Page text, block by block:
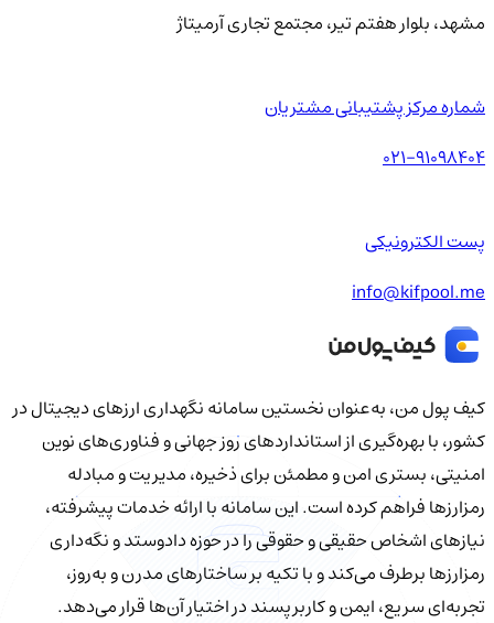
مشهد، بلوار هفتم تیر، مجتمع تجاری آرمیتاژ
شماره مرکز پشتیبانی مشتریان
021-91098404
پست الکترونیکی
info@kifpool.me
کیف‌ پول من، به‌عنوان نخستین سامانه نگهداری ارزهای دیجیتال در
کشور، با بهره‌گیری از استانداردهای روز جهانی و فناوری‌های نوین
امنیتی، بستری امن و مطمئن برای ذخیره، مدیریت و مبادله
رمزارزها فراهم کرده است. این سامانه با ارائه خدمات پیشرفته،
نیازهای اشخاص حقیقی و حقوقی را در حوزه دادوستد و نگه‌داری
رمزارزها برطرف می‌کند و با تکیه بر ساختارهای مدرن و به‌روز،
تجربه‌ای سریع، ایمن و کاربرپسند در اختیار آن‌ها قرار می‌دهد.